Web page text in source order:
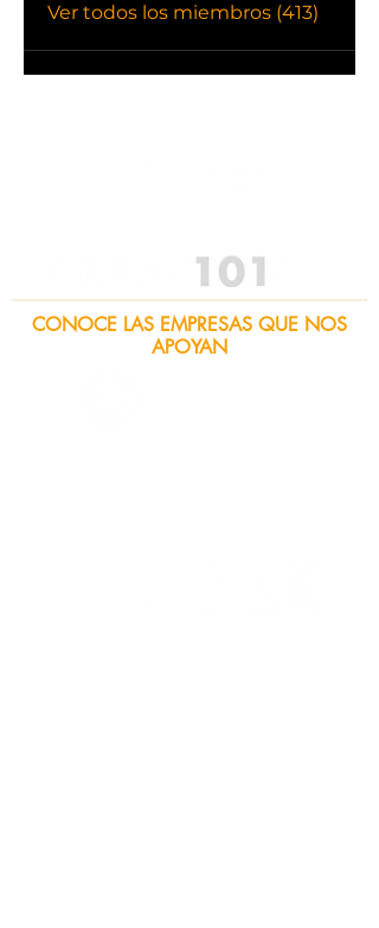
Ver todos los miembros (413)
CONOCE LAS EMPRESAS QUE NOS
APOYAN